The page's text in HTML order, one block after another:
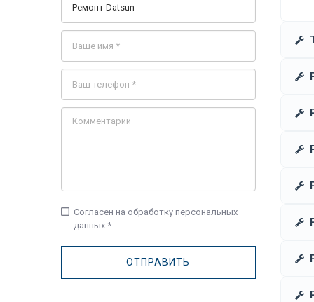
check_box_outline_blank Согласен на обработку персональных
данных *